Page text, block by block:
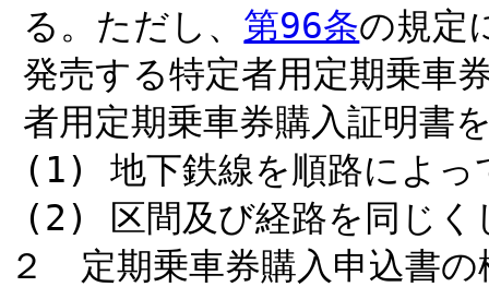
る。ただし、 第96条の規定
発売する特定者用定期乗車
者用定期乗車券購入証明書
(1) 地下鉄線を順路によっ
(2) 区間及び経路を同じく
２ 定期乗車券購入申込書